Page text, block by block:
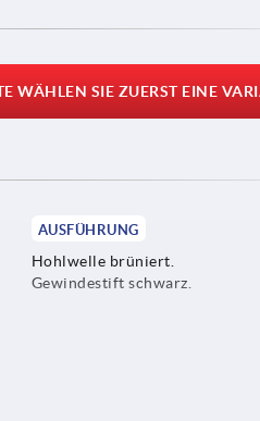
WÄHLEN SIE ZUERST EINE
AUSFÜHRUNG
Hohlwelle brüniert.
Gewindestift schwarz.